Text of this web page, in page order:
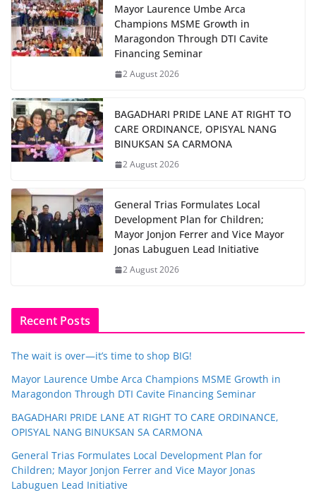
Mayor Laurence Umbe Arca
Champions MSME Growth in
Maragondon Through DTI Cavite
Financing Seminar
2 August 2026
BAGADHARI PRIDE LANE AT RIGHT TO
CARE ORDINANCE, OPISYAL NANG
BINUKSAN SA CARMONA
2 August 2026
General Trias Formulates Local
Development Plan for Children;
Mayor Jonjon Ferrer and Vice Mayor
Jonas Labuguen Lead Initiative
2 August 2026
Recent Posts
The wait is over—it’s time to shop BIG!
Mayor Laurence Umbe Arca Champions MSME Growth in
Maragondon Through DTI Cavite Financing Seminar
BAGADHARI PRIDE LANE AT RIGHT TO CARE ORDINANCE,
OPISYAL NANG BINUKSAN SA CARMONA
General Trias Formulates Local Development Plan for
Children; Mayor Jonjon Ferrer and Vice Mayor Jonas
Labuguen Lead Initiative